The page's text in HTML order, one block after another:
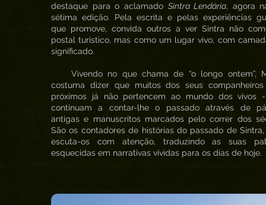
destaque para o aclamado Sintra Lendária, agora
sétima edição. Pela escrita e pelas experiências
que promove, convida outros a ver Sintra não
postal turístico, mas como um lugar vivo, com
significado.
Vivendo no que chama de “o longo ontem”,
costuma dizer que muitos dos seus
próximos já não pertencem ao mundo dos vivos
continuam a contar-lhe o passado através de
antigas e manuscritos marcados pelo correr dos
São os contadores de histórias do passado de
escuta-os com atenção, traduzindo as suas
esquecidas em narrativas vívidas para os dias de hoje.